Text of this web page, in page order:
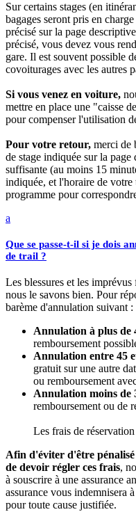
Sur certains stages (en
bagages seront pris en
précisé sur la page
précisé, vous devez vous
gare. Il est souvent possible
covoiturages avec les autres
Si vous venez en voiture,
mettre en place une "caisse
pour compenser l'utilisation
Pour votre retour, merci de
de stage indiquée sur la page
suffisante (au moins 15
indiquée, et l'horaire de
programme pour
a
Que se passe-t-il si je dois
de trail ?
Les blessures et les
nous le savons bien. Pour
barème d'annulation suivant :
Annulation à plus de
remboursement
Annulation entre 45
gratuit sur une autre
ou remboursement
Annulation moins de
remboursement ou de
Les frais de
Afin d'éviter d'être
de devoir régler ces frais,
à souscrire à une assurance
assurance vous indemnisera
pour toute cause justifiée.